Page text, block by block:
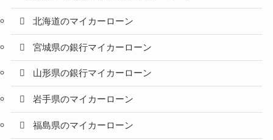
北海道のマイカーローン
宮城県の銀行マイカーローン
山形県の銀行マイカーローン
岩手県のマイカーローン
福島県のマイカーローン